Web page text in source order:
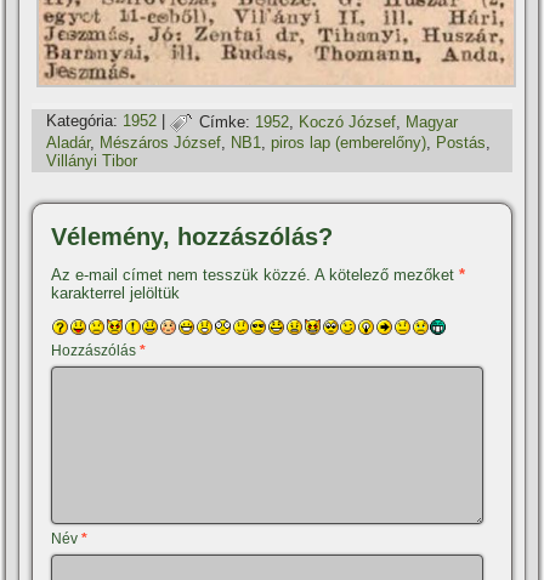
Kategória: 1952 | Címke: 1952 Koczó József Magyar
Aladár, Mészáros József, NB1,piros lap (emberelőny), Postás,
Villányi Tibor
Vélemény, hozzászólás?
Az e-mail címet nem tesszük közzé. A kötelező mezőket*
karakterrel jelöltük
Hozzászólás*
Név*